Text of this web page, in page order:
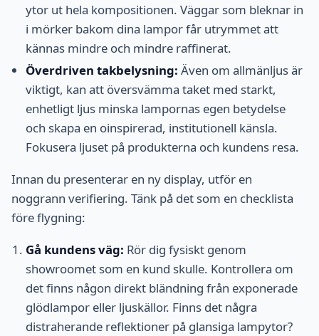
ytor ut hela kompositionen. Väggar som bleknar in
i mörker bakom dina lampor får utrymmet att
kännas mindre och mindre raffinerat.
Överdriven takbelysning: Även om allmänljus är
viktigt, kan att översvämma taket med starkt,
enhetligt ljus minska lampornas egen betydelse
och skapa en oinspirerad, institutionell känsla.
Fokusera ljuset på produkterna och kundens resa.
Innan du presenterar en ny display, utför en
noggrann verifiering. Tänk på det som en checklista
före flygning:
Gå kundens väg: Rör dig fysiskt genom
showroomet som en kund skulle. Kontrollera om
det finns någon direkt bländning från exponerade
glödlampor eller ljuskällor. Finns det några
distraherande reflektioner på glansiga lampytor?